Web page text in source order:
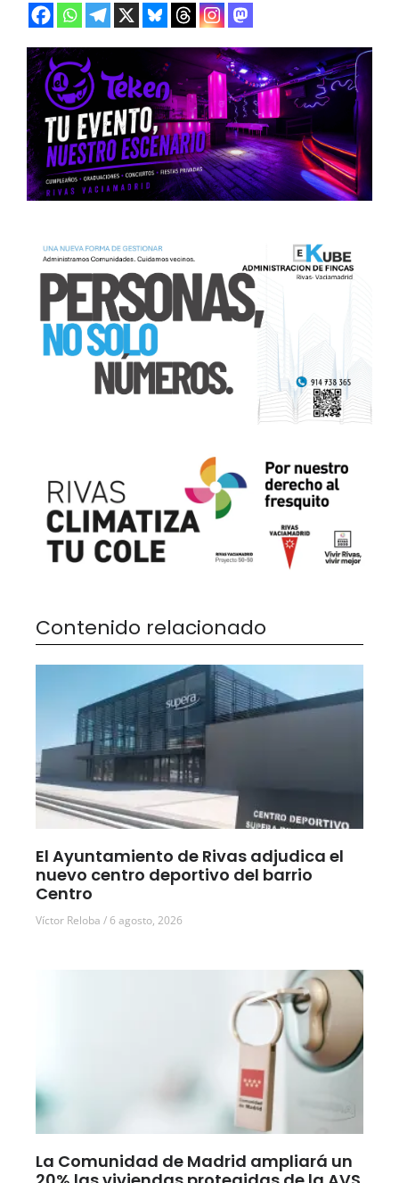
Contenido relacionado
El Ayuntamiento de Rivas adjudica el
nuevo centro deportivo del barrio
Centro
Víctor Reloba 6 agosto, 2026
La Comunidad de Madrid ampliará un